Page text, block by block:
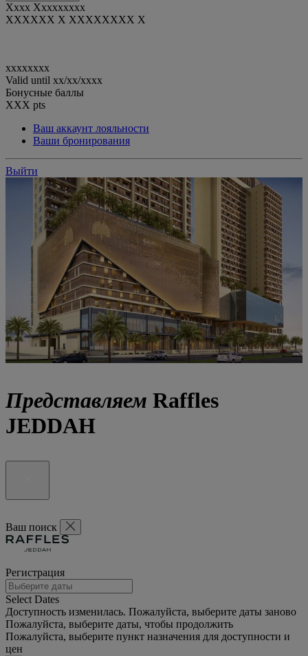
Xxxx Xxxxxxxxx
XXXXXX X XXXXXXXX X
xxxxxxxx
Valid until xx/xx/xxxx
Бонусные баллы
XXX pts
Ваш аккаунт лояльности
Ваши бронирования
Выйти
Представляем Raffles
JEDDAH
Ваш поиск
Регистрация
Select Dates
Доступность изменилась. Пожалуйста, выберите даты заново
Пожалуйста, выберите даты, чтобы продолжить
Пожалуйста, выберите пункт назначения для доступности и
цен